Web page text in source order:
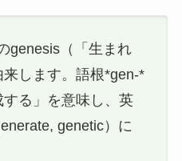
genesis（「生まれ
します。語根*gen-*
る」を意味し、英
genetic）に